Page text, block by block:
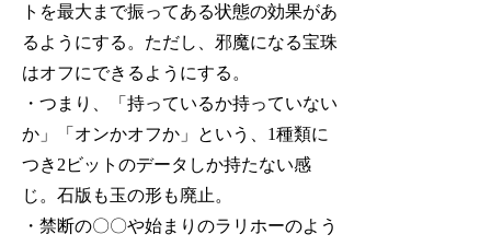
トを最大まで振ってある状態の効果があ
るようにする。ただし、邪魔になる宝珠
はオフにできるようにする。
・つまり、「持っているか持っていない
か」「オンかオフか」という、1種類に
つき2ビットのデータしか持たない感
じ。石版も玉の形も廃止。
・禁断の〇〇や始まりのラリホーのよう